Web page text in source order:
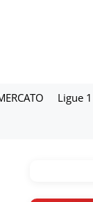
Ligue 1